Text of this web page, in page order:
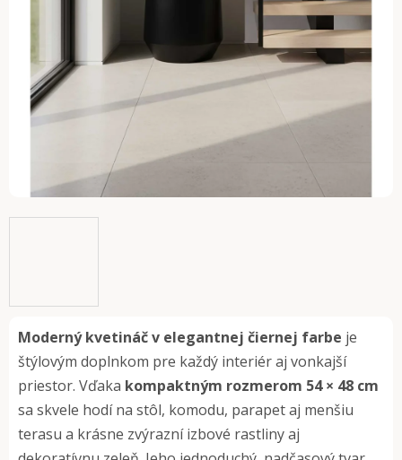
Moderný kvetináč v elegantnej čiernej farbe je
štýlovým doplnkom pre každý interiér aj vonkajší
priestor. Vďaka kompaktným rozmerom 54 × 48 cm
sa skvele hodí na stôl, komodu, parapet aj menšiu
terasu a krásne zvýrazní izbové rastliny aj